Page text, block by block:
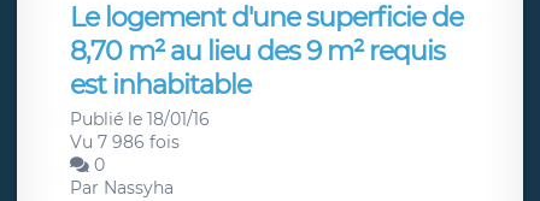
Le logement d'une superficie de
8,70 m² au lieu des 9 m² requis
est inhabitable
Publié le 18/01/16
Vu 7 986 fois
0
Par Nassyha